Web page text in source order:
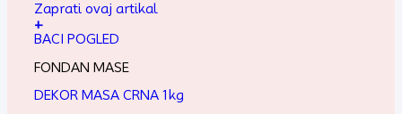
Zaprati ovaj artikal
+
BACI POGLED
FONDAN MASE
DEKOR MASA CRNA 1kg